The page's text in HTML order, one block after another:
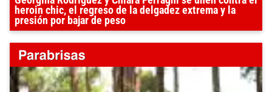
heroin chic, el regreso de la delgadez extrema y la
presión por bajar de peso